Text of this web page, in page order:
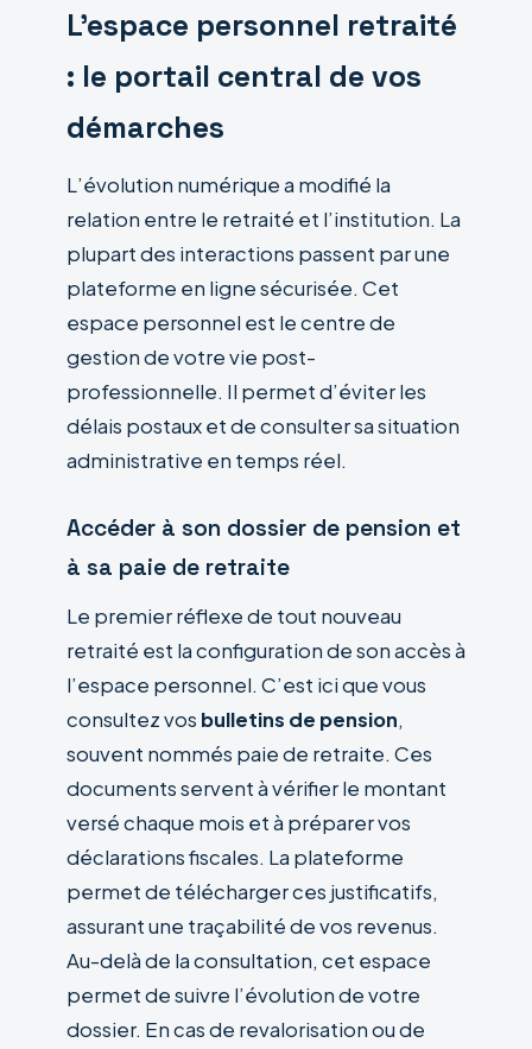
L’espace personnel retraité
: le portail central de vos
démarches
L’évolution numérique a modifié la
relation entre le retraité et l’institution. La
plupart des interactions passent par une
plateforme en ligne sécurisée. Cet
espace personnel est le centre de
gestion de votre vie post-
professionnelle. Il permet d’éviter les
délais postaux et de consulter sa situation
administrative en temps réel.
Accéder à son dossier de pension et
à sa paie de retraite
Le premier réflexe de tout nouveau
retraité est la configuration de son accès à
l’espace personnel. C’est ici que vous
consultez vos bulletins de pension,
souvent nommés paie de retraite. Ces
documents servent à vérifier le montant
versé chaque mois et à préparer vos
déclarations fiscales. La plateforme
permet de télécharger ces justificatifs,
assurant une traçabilité de vos revenus.
Au-delà de la consultation, cet espace
permet de suivre l’évolution de votre
dossier. En cas de revalorisation ou de